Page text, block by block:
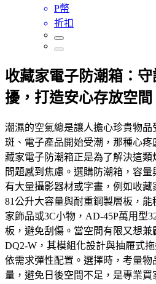
P幣
折扣
收藏家電子防潮箱：
擾，打造安心存放空間
潮濕的空氣總是讓人擔心珍貴物
斑、電子產品開始受潮，那種心
藏家電子防潮箱正是為了解決這
問題感到焦慮。選購防潮箱，容
有大量攝影器材或字畫，例如收藏
81公升大容量與耐重鋼製層板，
家飾品或3C小物，AD-45P萬用型
板，避免刮傷。當空間有限又想兼
DQ2-W，其模組化設計與抽屜式
依需求彈性配置。選擇時，考量
量，避免日後空間不足，是專業